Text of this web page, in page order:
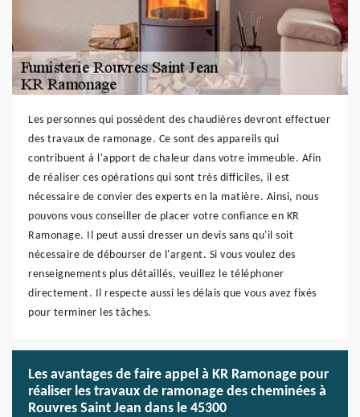
Les personnes qui possèdent des chaudières devront effectuer
des travaux de ramonage. Ce sont des appareils qui
contribuent à l'apport de chaleur dans votre immeuble. Afin
de réaliser ces opérations qui sont très difficiles, il est
nécessaire de convier des experts en la matière. Ainsi, nous
pouvons vous conseiller de placer votre confiance en KR
Ramonage. Il peut aussi dresser un devis sans qu'il soit
nécessaire de débourser de l'argent. Si vous voulez des
renseignements plus détaillés, veuillez le téléphoner
directement. Il respecte aussi les délais que vous avez fixés
pour terminer les tâches.
Les avantages de faire appel à KR Ramonage pour
réaliser les travaux de ramonage des cheminées à
Rouvres Saint Jean dans le 45300